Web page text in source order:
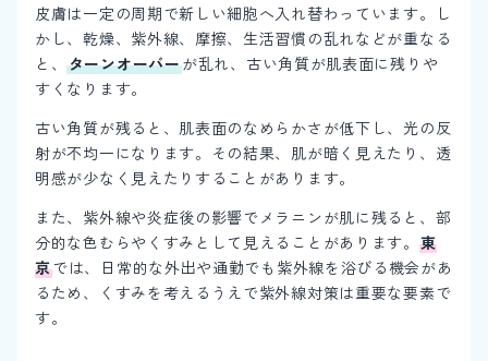
皮膚は一定の周期で新しい細胞へ入れ替わっています。し
かし、乾燥、紫外線、摩擦、生活習慣の乱れなどが重なる
と、ターンオーバーが乱れ、古い角質が肌表面に残りや
すくなります。
古い角質が残ると、肌表面のなめらかさが低下し、光の反
射が不均一になります。その結果、肌が暗く見えたり、透
明感が少なく見えたりすることがあります。
また、紫外線や炎症後の影響でメラニンが肌に残ると、部
分的な色むらやくすみとして見えることがあります。 東
京では、日常的な外出や通勤でも紫外線を浴びる機会があ
るため、くすみを考えるうえで紫外線対策は重要な要素で
す。